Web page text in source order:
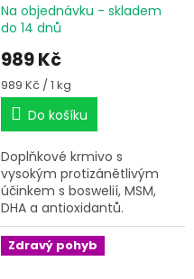
Na objednávku - skladem
do 14 dnů
989 Kč
Měrná
cena:
989 Kč / 1 kg
Do košíku
Doplňkové krmivo s
vysokým protizánětlivým
účinkem s boswelií, MSM,
DHA a antioxidantů.
Zdravý pohyb